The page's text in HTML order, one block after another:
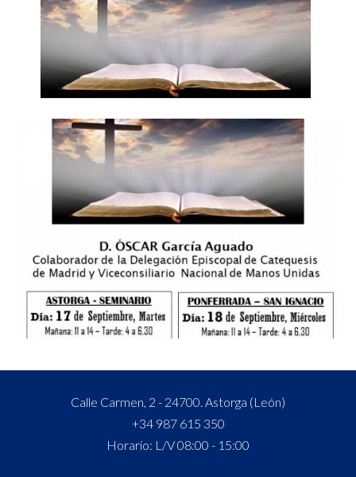
Calle Carmen, 2 - 24700. Astorga (León)
+34 987 615 350
Horario: L/V 08:00 - 15:00